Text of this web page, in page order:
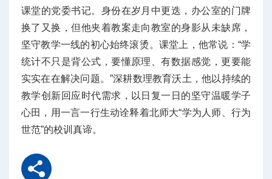
课堂的党委书记。身份在岁月中更迭，办公室的门牌
换了又换，但他夹着教案走向教室的身影从未缺席，
坚守教学一线的初心始终滚烫。课堂上，他常说：“学
统计不只是背公式，要懂原理、有数据感觉，更要能
实实在在解决问题。”深耕数理教育沃土，他以持续的
教学创新回应时代需求，以日复一日的坚守温暖学子
心田，用一言一行生动诠释着北师大“学为人师、行为
世范”的校训真谛。